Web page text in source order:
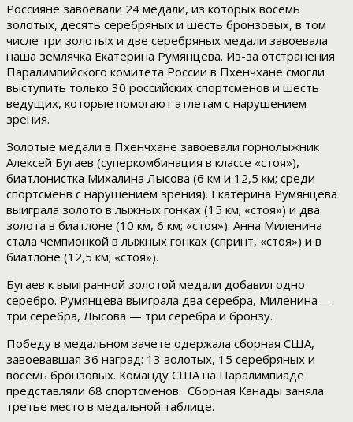
Россияне завоевали 24 медали, из которых восемь
золотых, десять серебряных и шесть бронзовых, в том
числе три золотых и две серебряных медали завоевала
наша землячка Екатерина Румянцева. Из-за отстранения
Паралимпийского комитета России в Пхенчхане смогли
выступить только 30 российских спортсменов и шесть
ведущих, которые помогают атлетам с нарушением
зрения.
Золотые медали в Пхенчхане завоевали горнолыжник
Алексей Бугаев (суперкомбинация в классе «стоя»),
биатлонистка Михалина Лысова (6 км и 12,5 км; среди
спортсменв с нарушением зрения). Екатерина Румянцева
выиграла золото в лыжных гонках (15 км; «стоя») и два
золота в биатлоне (10 км, 6 км; «стоя»). Анна Миленина
стала чемпионкой в лыжных гонках (спринт, «стоя») и в
биатлоне (12,5 км; «стоя»).
Бугаев к выигранной золотой медали добавил одно
серебро. Румянцева выиграла два серебра, Миленина —
три серебра, Лысова — три серебра и бронзу.
Победу в медальном зачете одержала сборная США,
завоевавшая 36 наград: 13 золотых, 15 серебряных и
восемь бронзовых. Команду США на Паралимпиаде
представляли 68 спортсменов. Сборная Канады заняла
третье место в медальной таблице.